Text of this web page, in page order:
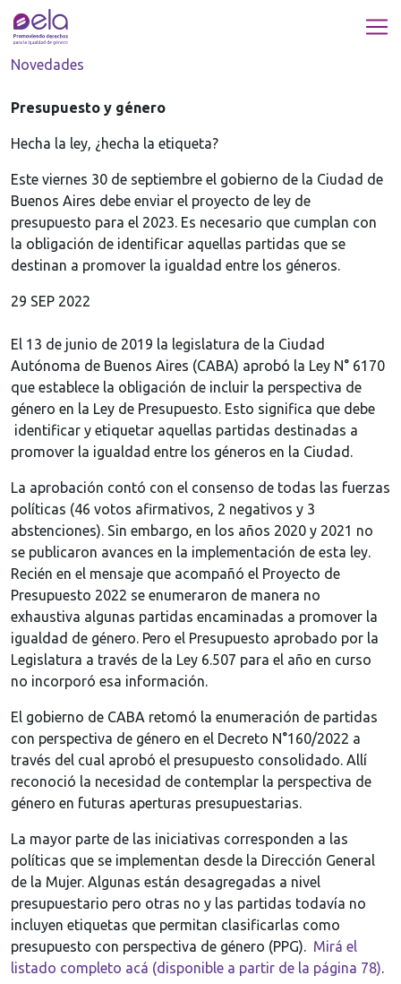
Novedades
Presupuesto y género
Hecha la ley, ¿hecha la etiqueta?
Este viernes 30 de septiembre el gobierno de la Ciudad de
Buenos Aires debe enviar el proyecto de ley de
presupuesto para el 2023. Es necesario que cumplan con
la obligación de identificar aquellas partidas que se
destinan a promover la igualdad entre los géneros.
29 SEP 2022
El 13 de junio de 2019 la legislatura de la Ciudad
Autónoma de Buenos Aires (CABA) aprobó la Ley N° 6170
que establece la obligación de incluir la perspectiva de
género en la Ley de Presupuesto. Esto significa que debe
identificar y etiquetar aquellas partidas destinadas a
promover la igualdad entre los géneros en la Ciudad.
La aprobación contó con el consenso de todas las fuerzas
políticas (46 votos afirmativos, 2 negativos y 3
abstenciones). Sin embargo, en los años 2020 y 2021 no
se publicaron avances en la implementación de esta ley.
Recién en el mensaje que acompañó el Proyecto de
Presupuesto 2022 se enumeraron de manera no
exhaustiva algunas partidas encaminadas a promover la
igualdad de género. Pero el Presupuesto aprobado por la
Legislatura a través de la Ley 6.507 para el año en curso
no incorporó esa información.
El gobierno de CABA retomó la enumeración de partidas
con perspectiva de género en el Decreto N°160/2022 a
través del cual aprobó el presupuesto consolidado. Allí
reconoció la necesidad de contemplar la perspectiva de
género en futuras aperturas presupuestarias.
La mayor parte de las iniciativas corresponden a las
políticas que se implementan desde la Dirección General
de la Mujer. Algunas están desagregadas a nivel
presupuestario pero otras no y las partidas todavía no
incluyen etiquetas que permitan clasificarlas como
presupuesto con perspectiva de género (PPG). Mirá el
listado completo acá (disponible a partir de la página 78).